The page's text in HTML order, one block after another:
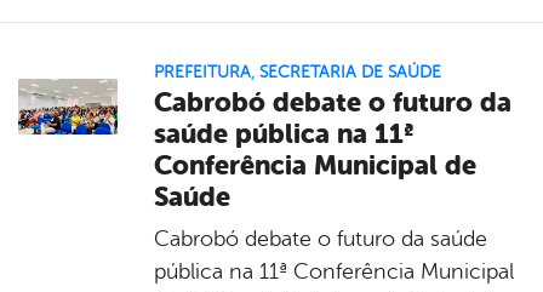
PREFEITURA, SECRETARIA DE SAÚDE
Cabrobó debate o futuro da
saúde pública na 11ª
Conferência Municipal de
Saúde
Cabrobó debate o futuro da saúde
pública na 11ª Conferência Municipal